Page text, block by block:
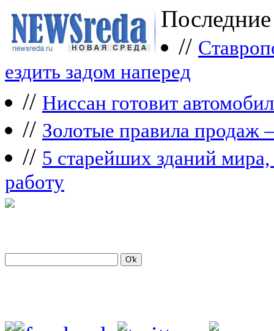
//
ездить задом наперед
// Ниссан готовит
// Зoлoтые прaвилa продаж
// 5 старейших зданий мира,
работу